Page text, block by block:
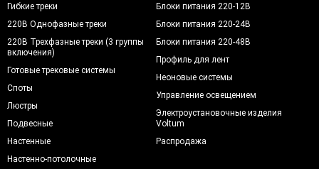
Гибкие треки
220В Однофазные треки
220В Трехфазные треки (3 группы
включения)
Готовые трековые системы
Споты
Люстры
Подвесные
Настенные
Настенно-потолочные
Блоки питания 220-12В
Блоки питания 220-24В
Блоки питания 220-48В
Профиль для лент
Неоновые системы
Управление освещением
Электроустановочные изделия
Voltum
Распродажа